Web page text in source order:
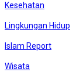
Kesehatan
Lingkungan Hidup
Islam Report
Wisata